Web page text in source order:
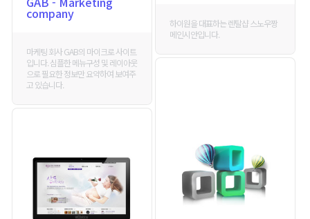
company
마케팅 회사 GAB의 마이크로 사이트
입니다. 심플한 메뉴구성 및 레이아웃
으로 필요한 정보만 요약하여 보여주
고 있습니다.
하이원을 대표하는 렌탈샵 스노우짱
메인시안입니다.